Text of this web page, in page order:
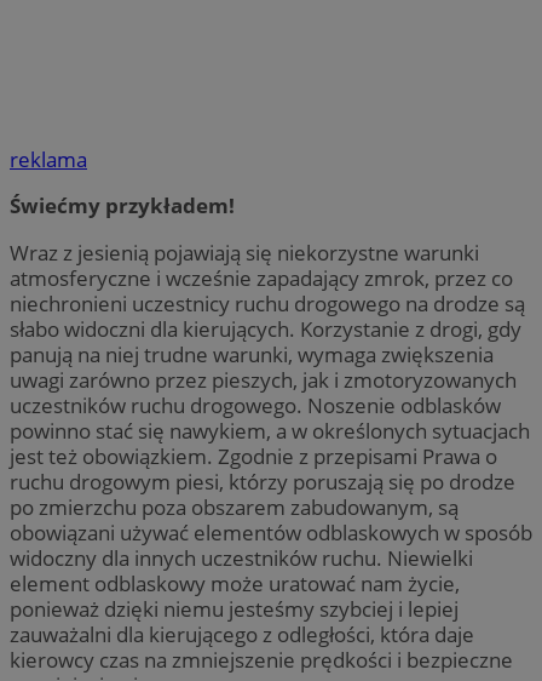
reklama
Świećmy przykładem!
Wraz z jesienią pojawiają się niekorzystne warunki
atmosferyczne i wcześnie zapadający zmrok, przez co
niechronieni uczestnicy ruchu drogowego na drodze są
słabo widoczni dla kierujących. Korzystanie z drogi, gdy
panują na niej trudne warunki, wymaga zwiększenia
uwagi zarówno przez pieszych, jak i zmotoryzowanych
uczestników ruchu drogowego. Noszenie odblasków
powinno stać się nawykiem, a w określonych sytuacjach
jest też obowiązkiem. Zgodnie z przepisami Prawa o
ruchu drogowym piesi, którzy poruszają się po drodze
po zmierzchu poza obszarem zabudowanym, są
obowiązani używać elementów odblaskowych w sposób
widoczny dla innych uczestników ruchu. Niewielki
element odblaskowy może uratować nam życie,
ponieważ dzięki niemu jesteśmy szybciej i lepiej
zauważalni dla kierującego z odległości, która daje
kierowcy czas na zmniejszenie prędkości i bezpieczne